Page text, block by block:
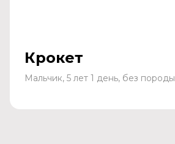
Крокет
Мальчик, 5 лет 1 день, без породы